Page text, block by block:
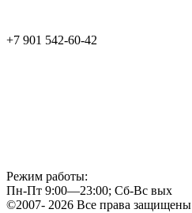
+7 901 542-60-42
Режим работы:
Пн-Пт 9:00—23:00; Сб-Вс вых
©2007- 2026 Все права защищены